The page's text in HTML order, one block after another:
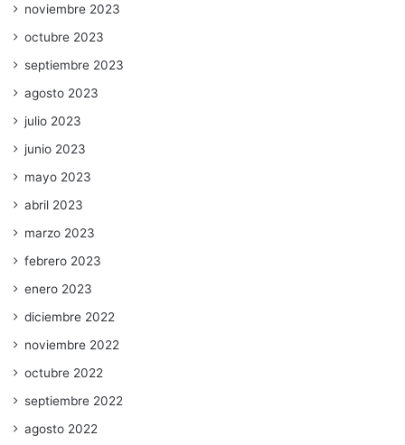
noviembre 2023
octubre 2023
septiembre 2023
agosto 2023
julio 2023
junio 2023
mayo 2023
abril 2023
marzo 2023
febrero 2023
enero 2023
diciembre 2022
noviembre 2022
octubre 2022
septiembre 2022
agosto 2022